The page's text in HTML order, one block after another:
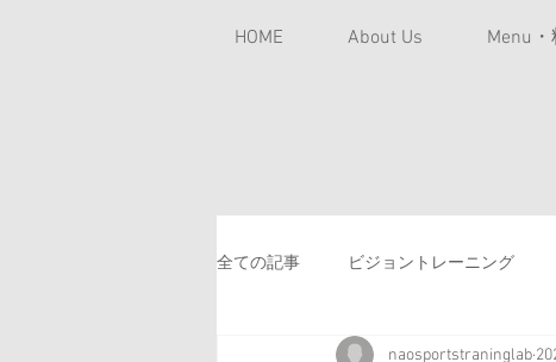
HOME About Us Menu
全ての記事 ビジョントレーニング
naosportstraninglab